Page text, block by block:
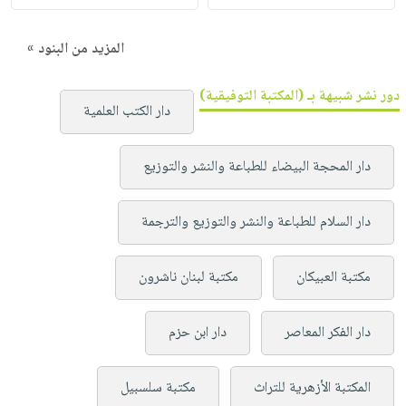
المزيد من البنود »
دور نشر شبيهة بـ (المكتبة التوفيقية)
دار الكتب العلمية
دار المحجة البيضاء للطباعة والنشر والتوزيع
دار السلام للطباعة والنشر والتوزيع والترجمة
مكتبة العبيكان مكتبة لبنان ناشرون
دار الفكر المعاصر دار ابن حزم
المكتبة الأزهرية للتراث مكتبة سلسبيل